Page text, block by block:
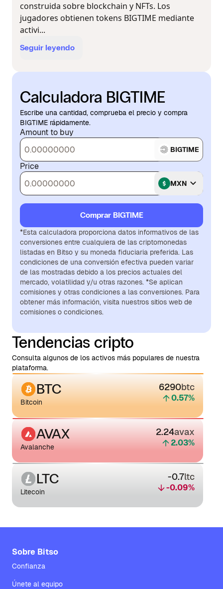
construida sobre blockchain y NFTs. Los
jugadores obtienen tokens BIGTIME mediante
activi...
Seguir leyendo
Calculadora BIGTIME
Escribe una cantidad, comprueba el precio y compra
BIGTIME rápidamente.
Amount to buy
BIGTIME
Price
MXN
Comprar BIGTIME
*Esta calculadora proporciona datos informativos de las
conversiones entre cualquiera de las criptomonedas
listadas en Bitso y su moneda fiduciaria preferida. Las
condiciones de una conversión efectiva pueden variar
de las mostradas debido a los precios actuales del
mercado, volatilidad y/u otras razones. *Se aplican
comisiones y otras condiciones a las conversiones. Para
obtener más información, visita nuestros sitios web de
comisiones o condiciones.
Tendencias cripto
Consulta algunos de los activos más populares de nuestra
plataforma.
BTC
Bitcoin
6290btc
0.57%
AVAX
Avalanche
2.24avax
2.03%
LTC
Litecoin
-0.7ltc
-0.09%
Sobre Bitso
Confianza
Únete al equipo